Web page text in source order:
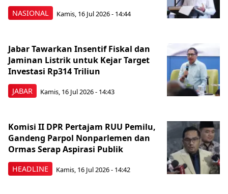
NASIONAL Kamis, 16 Jul 2026 - 14:44
JABAR
Jabar Tawarkan Insentif Fiskal dan
Jaminan Listrik untuk Kejar Target
Investasi Rp314 Triliun
Kamis, 16 Jul 2026 - 14:43
HEADLINE
Komisi II DPR Pertajam RUU Pemilu,
Gandeng Parpol Nonparlemen dan
Ormas Serap Aspirasi Publik
Kamis, 16 Jul 2026 - 14:42